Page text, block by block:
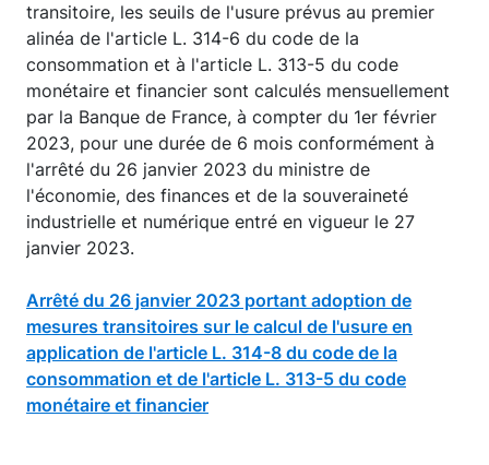
transitoire, les seuils de l'usure prévus au premier
alinéa de l'article L. 314-6 du code de la
consommation et à l'article L. 313-5 du code
monétaire et financier sont calculés mensuellement
par la Banque de France, à compter du 1er février
2023, pour une durée de 6 mois conformément à
l'arrêté du 26 janvier 2023 du ministre de
l'économie, des finances et de la souveraineté
industrielle et numérique entré en vigueur le 27
janvier 2023.
Arrêté du 26 janvier 2023 portant adoption de
mesures transitoires sur le calcul de l'usure en
application de l'article L. 314-8 du code de la
consommation et de l'article L. 313-5 du code
monétaire et financier